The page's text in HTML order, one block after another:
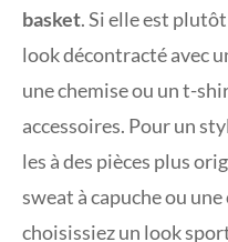
basket. Si elle est
look décontracté avec
une chemise ou un t-
accessoires. Pour un
les à des pièces plus
sweat à capuche ou
choisissiez un look